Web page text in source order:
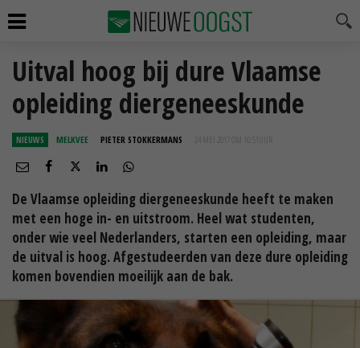
Uitval hoog bij dure Vlaamse
opleiding diergeneeskunde
NIEUWS MELKVEE PIETER STOKKERMANS 24 MEI 2017 OM 10:51
De Vlaamse opleiding diergeneeskunde heeft te maken
met een hoge in- en uitstroom. Heel wat studenten,
onder wie veel Nederlanders, starten een opleiding, maar
de uitval is hoog. Afgestudeerden van deze dure opleiding
komen bovendien moeilijk aan de bak.